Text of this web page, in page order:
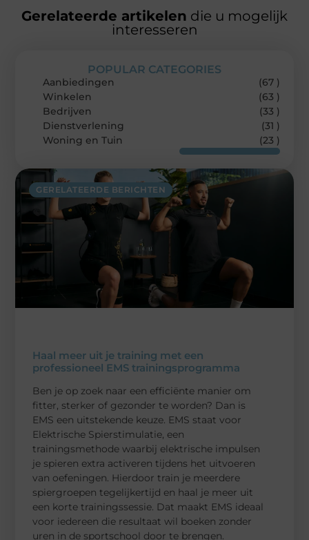
Gerelateerde artikelen die u mogelijk
interesseren
GERELATEERDE BERICHTEN
Haal meer uit je training met een
professioneel EMS trainingsprogramma
Ben je op zoek naar een efficiënte manier om
fitter, sterker of gezonder te worden? Dan is
EMS een uitstekende keuze. EMS staat voor
Elektrische Spierstimulatie, een
trainingsmethode waarbij elektrische impulsen
je spieren extra activeren tijdens het uitvoeren
van oefeningen. Hierdoor train je meerdere
spiergroepen tegelijkertijd en haal je meer uit
een korte trainingssessie. Dat maakt EMS ideaal
voor iedereen die resultaat wil boeken zonder
uren in de sportschool door te brengen.
POPULAR CATEGORIES
Aanbiedingen
(67 )
Winkelen
(63 )
Bedrijven
(33 )
Dienstverlening
(31 )
Woning en Tuin
(23 )